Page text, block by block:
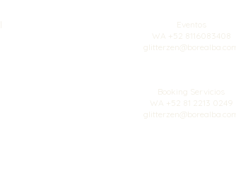
Eventos
WA +52 8116083408
glitterzen@borealba.com
Booking Servicios
WA +52 81 2213 0249
glitterzen@borealba.com